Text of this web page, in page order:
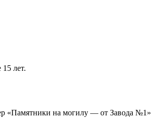
лет.
«Памятники на могилу — от Завода №1»